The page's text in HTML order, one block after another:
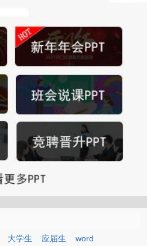
大学生 应届生 word